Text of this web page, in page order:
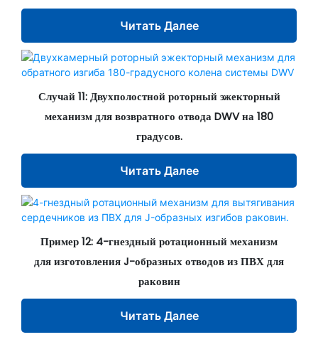
Читать Далее
Случай 11: Двухполостной роторный эжекторный
механизм для возвратного отвода DWV на 180
градусов.
Читать Далее
Пример 12: 4-гнездный ротационный механизм
для изготовления J-образных отводов из ПВХ для
раковин
Читать Далее